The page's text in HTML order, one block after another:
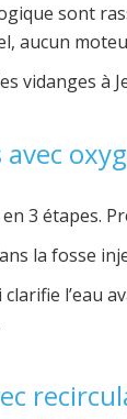
sont
aucun
vidanges à
avec
3 étapes.
la fosse
l’eau